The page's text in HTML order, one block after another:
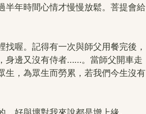
半年時間心情才慢慢放鬆。菩提會給
喔。記得有一次與師父用餐完後，
身邊又沒有侍者……。當師父開車走
生，為眾生而勞累，若我們今生沒有